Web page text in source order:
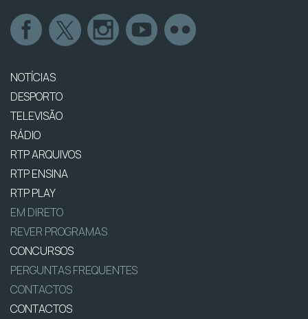
NOTÍCIAS
DESPORTO
TELEVISÃO
RÁDIO
RTP ARQUIVOS
RTP ENSINA
RTP PLAY
EM DIRETO
REVER PROGRAMAS
CONCURSOS
PERGUNTAS FREQUENTES
CONTACTOS
CONTACTOS